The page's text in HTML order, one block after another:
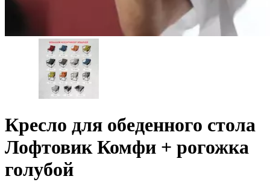
Кресло для обеденного стола
Лофтовик Комфи + рогожка
голубой